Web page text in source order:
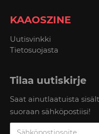
KAAOSZINE
Uutisvinkki
Tietosuojasta
Tilaa uutiskirje
Saat ainutlaatuista
suoraan sähköpostiisi!